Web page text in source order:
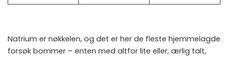
Natrium er nøkkelen, og det er her de fleste hjemmelagde
forsøk bommer – enten med altfor lite eller, ærlig talt,